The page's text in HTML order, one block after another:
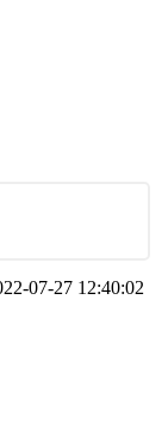
07-27 12:40:02